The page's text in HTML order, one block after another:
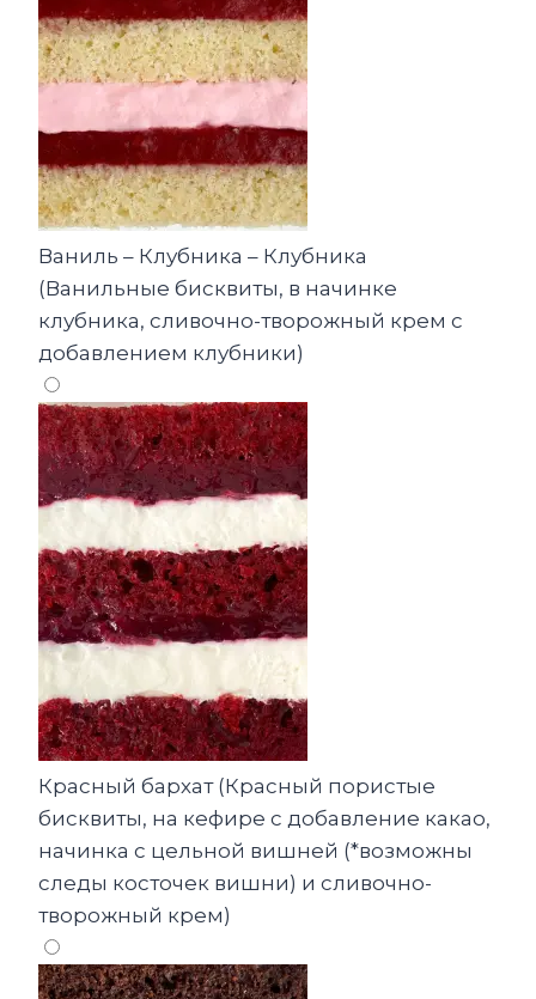
Ваниль – Клубника – Клубника
(Ванильные бисквиты, в начинке
клубника, сливочно-творожный крем с
добавлением клубники)
Красный бархат (Красный пористые
бисквиты, на кефире с добавление какао,
начинка с цельной вишней (*возможны
следы косточек вишни) и сливочно-
творожный крем)